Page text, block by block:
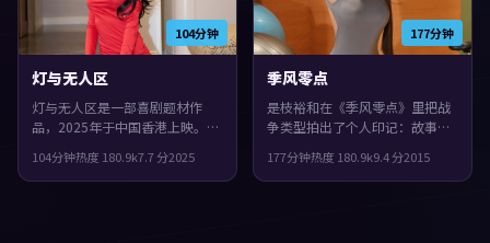
104分钟
灯与无人区
灯与无人区是一部喜剧题材作
品，2025年于中国香港上映。由
歌等主演。结局留白，给观众回
味与讨论空间，片尾余味很足。
104分钟热度 180.9k7.7分2025
177分钟
季风零点
是枝裕和在《季风零点》里把战
争类型拍出了个人印记：故事发
面。主演包括河正宇、梁朝伟、
木村拓哉。配乐与声场强化了不
177分钟热度 180.9k9.4分2015